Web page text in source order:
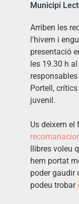
Municipi
Arriben les
l'hivern i
presentació
les 19.30 h al
Portell,
juvenil.
Us deixem el
llibres voleu
hem portat
poder gaudir
podeu trobar